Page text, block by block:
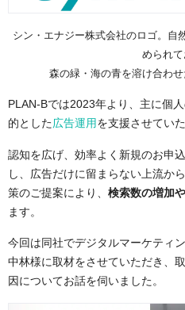
シン・エナジー株式会社のロゴ。自
められて
森の緑・海の青を溶け合わせ
PLAN-Bでは2023年より、主に個
的とした広告運用を支援させてい
認知を広げ、効率よく新規のお申
し、広告だけに留まらない上流か
策のご提案により、 検索数の増加
ます。
今回は同社でデジタルマーケティ
中林様に取材をさせていただき、
因についてお話を伺いました。